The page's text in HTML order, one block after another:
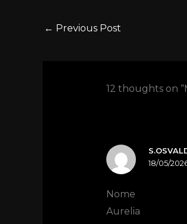
← Previous Post
12 thoughts on
18/05/
Nome
Aurelia